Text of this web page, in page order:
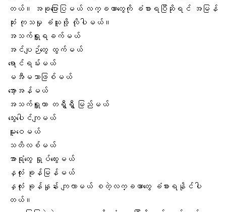
တယ်။ အခုပြောပြမယ် လက္ခဏာတွေကို ခံစားရပြီဆိုရင် အမြန်
ဆုံး ကုသမှု ခံယူဖို့ လိုပါမယ်။
အသက်ရှူရခက်မယ်
အင်ပျဉ်တွေ ထွက်မယ်
ရောင်ရမ်းမယ်
မအီမသာဖြစ်မယ်
အော့အန်မယ်
အသက်ရှူတာ တရွှီရွှီ မြည်မယ်
သွေးပေါင်ကျမယ်
မူးဝေမယ်
သတိလစ်မယ်
အာရုံတွေ ရှုပ်ထွေးမယ်
နှလုံး ခုန်မြန်မယ်
နှလုံး ခုန်နှုန်း ကျလာမယ် စတဲ့လက္ခဏာတွေ ခံစားရနိုင်ပါ
တယ်။